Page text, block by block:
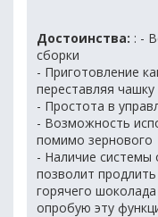
Достоинства: : -
сборки
- Приготовление
переставляя чашку
- Простота в
- Возможность
помимо зернового
- Наличие
позволит
горячего
опробую эту